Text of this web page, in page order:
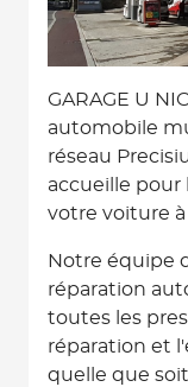
GARAGE U
automobile
réseau
accueille
votre voiture à
Notre équipe
réparation
toutes les
réparation et
quelle que